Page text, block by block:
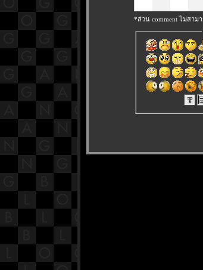
*ส่วน comment ไม่สามา